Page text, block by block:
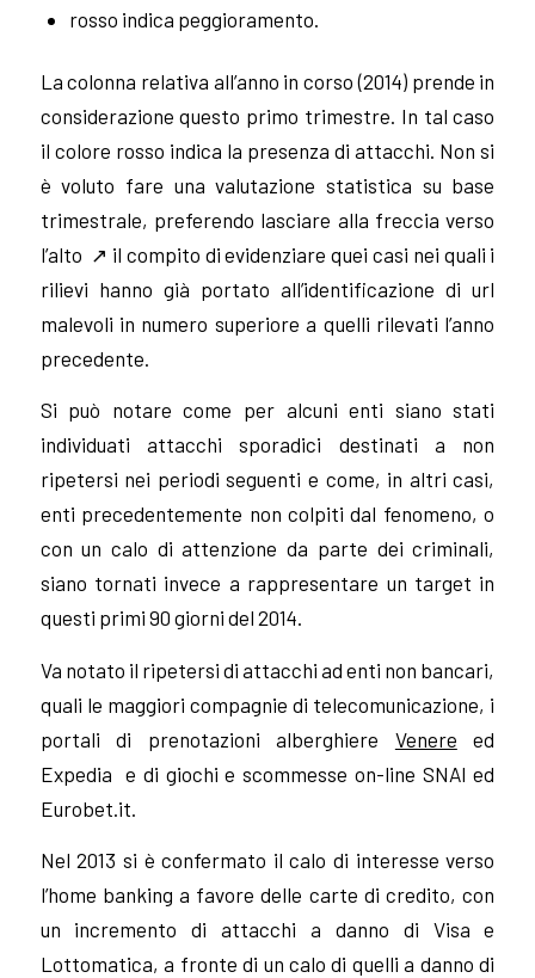
rosso indica peggioramento.
La colonna relativa all’anno in corso (2014) prende in
considerazione questo primo trimestre. In tal caso
il colore rosso indica la presenza di attacchi. Non si
è voluto fare una valutazione statistica su base
trimestrale, preferendo lasciare alla freccia verso
l’alto ↗ il compito di evidenziare quei casi nei quali i
rilievi hanno già portato all’identificazione di url
malevoli in numero superiore a quelli rilevati l’anno
precedente.
Si può notare come per alcuni enti siano stati
individuati attacchi sporadici destinati a non
ripetersi nei periodi seguenti e come, in altri casi,
enti precedentemente non colpiti dal fenomeno, o
con un calo di attenzione da parte dei criminali,
siano tornati invece a rappresentare un target in
questi primi 90 giorni del 2014.
Va notato il ripetersi di attacchi ad enti non bancari,
quali le maggiori compagnie di telecomunicazione, i
portali di prenotazioni alberghiere Venere ed
Expedia e di giochi e scommesse on-line SNAI ed
Eurobet.it.
Nel 2013 si è confermato il calo di interesse verso
l’home banking a favore delle carte di credito, con
un incremento di attacchi a danno di Visa e
Lottomatica, a fronte di un calo di quelli a danno di